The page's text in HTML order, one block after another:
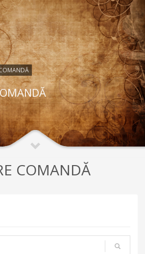
COMANDĂ